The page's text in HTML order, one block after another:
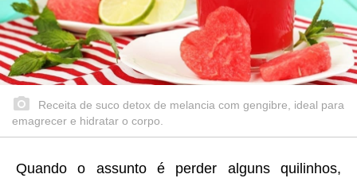
Receita de suco detox de melancia com gengibre, ideal para
emagrecer e hidratar o corpo.
Quando o assunto é perder alguns quilinhos,